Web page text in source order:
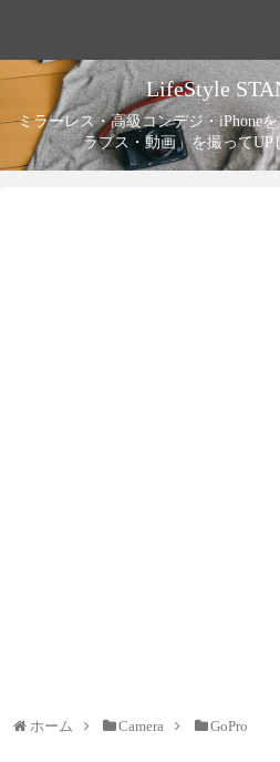
LifeStyle
ミラーレス・高級コンデジ・iPhone
ラプス・動画」を撮ってUP
ホーム Camera GoPro